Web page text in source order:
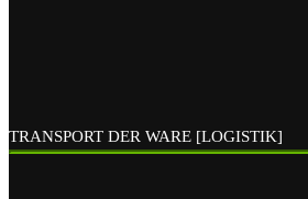
TRANSPORT DER WARE [LOGISTIK]